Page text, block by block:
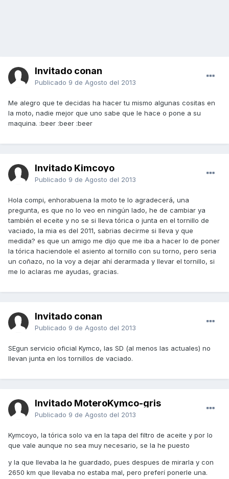
Invitado conan
Publicado 9 de Agosto del 2013
Me alegro que te decidas ha hacer tu mismo algunas cositas en
la moto, nadie mejor que uno sabe que le hace o pone a su
maquina. :beer :beer :beer
Invitado Kimcoyo
Publicado 9 de Agosto del 2013
Hola compi, enhorabuena la moto te lo agradecerá, una
pregunta, es que no lo veo en ningún lado, he de cambiar ya
también el eceite y no se si lleva tórica o junta en el tornillo de
vaciado, la mia es del 2011, sabrias decirme si lleva y que
medida? es que un amigo me dijo que me iba a hacer lo de poner
la tórica haciendole el asiento al tornillo con su torno, pero seria
un coñazo, no la voy a dejar ahí derarmada y llevar el tornillo, si
me lo aclaras me ayudas, gracias.
Invitado conan
Publicado 9 de Agosto del 2013
SEgun servicio oficial Kymco, las SD (al menos las actuales) no
llevan junta en los tornillos de vaciado.
Invitado MoteroKymco-gris
Publicado 9 de Agosto del 2013
Kymcoyo, la tórica solo va en la tapa del filtro de aceite y por lo
que vale aunque no sea muy necesario, se la he puesto
y la que llevaba la he guardado, pues despues de mirarla y con
2650 km que llevaba no estaba mal, pero preferí ponerle una.